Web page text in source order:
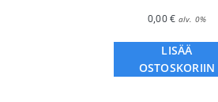
0,00€ alv. 0%
LISÄÄ
OSTOSKORIIN